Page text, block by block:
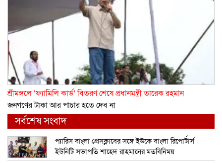
শ্রীমঙ্গলে ‘ফ্যামিলি কার্ড’ বিতরণ শেষে প্রধানমন্ত্রী তারেক রহমান
জনগণের টাকা আর পাচার হতে দেব না
সর্বশেষ সংবাদ
প্যারিস বাংলা প্রেসক্লাবের সঙ্গে ইউকে বাংলা রিপোর্টার্স
ইউনিটি সভাপতি শাহেদ রাহমানের মতবিনিময়